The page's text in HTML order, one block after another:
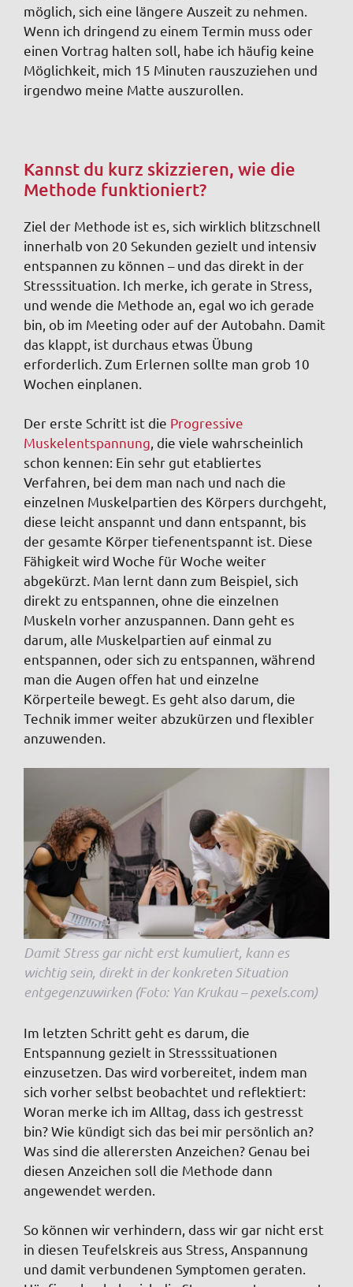
möglich, sich eine längere Auszeit zu nehmen.
Wenn ich dringend zu einem Termin muss oder
einen Vortrag halten soll, habe ich häufig keine
Möglichkeit, mich 15 Minuten rauszuziehen und
irgendwo meine Matte auszurollen.
Kannst du kurz skizzieren, wie die
Methode funktioniert?
Ziel der Methode ist es, sich wirklich blitzschnell
innerhalb von 20 Sekunden gezielt und intensiv
entspannen zu können – und das direkt in der
Stresssituation. Ich merke, ich gerate in Stress,
und wende die Methode an, egal wo ich gerade
bin, ob im Meeting oder auf der Autobahn. Damit
das klappt, ist durchaus etwas Übung
erforderlich. Zum Erlernen sollte man grob 10
Wochen einplanen.
Der erste Schritt ist die Progressive
Muskelentspannung, die viele wahrscheinlich
schon kennen: Ein sehr gut etabliertes
Verfahren, bei dem man nach und nach die
einzelnen Muskelpartien des Körpers durchgeht,
diese leicht anspannt und dann entspannt, bis
der gesamte Körper tiefenentspannt ist. Diese
Fähigkeit wird Woche für Woche weiter
abgekürzt. Man lernt dann zum Beispiel, sich
direkt zu entspannen, ohne die einzelnen
Muskeln vorher anzuspannen. Dann geht es
darum, alle Muskelpartien auf einmal zu
entspannen, oder sich zu entspannen, während
man die Augen offen hat und einzelne
Körperteile bewegt. Es geht also darum, die
Technik immer weiter abzukürzen und flexibler
anzuwenden.
Damit Stress gar nicht erst kumuliert, kann es
wichtig sein, direkt in der konkreten Situation
entgegenzuwirken (Foto: Yan Krukau – pexels.com)
Im letzten Schritt geht es darum, die
Entspannung gezielt in Stresssituationen
einzusetzen. Das wird vorbereitet, indem man
sich vorher selbst beobachtet und reflektiert:
Woran merke ich im Alltag, dass ich gestresst
bin? Wie kündigt sich das bei mir persönlich an?
Was sind die allerersten Anzeichen? Genau bei
diesen Anzeichen soll die Methode dann
angewendet werden.
So können wir verhindern, dass wir gar nicht erst
in diesen Teufelskreis aus Stress, Anspannung
und damit verbundenen Symptomen geraten.